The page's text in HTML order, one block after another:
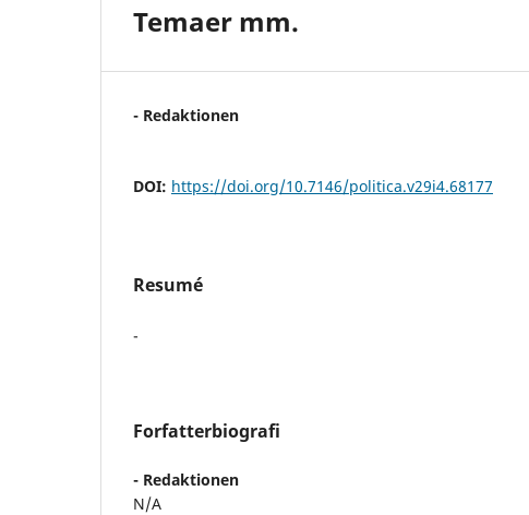
Temaer mm.
- Redaktionen
DOI: https://doi.org/10.7146/politica.v29i4.68177
Resumé
-
Forfatterbiografi
- Redaktionen
N/A